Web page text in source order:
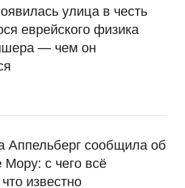
улица в честь
еврейского физика
— чем он
Аппельберг сообщила об
Мору: с чего всё
известно